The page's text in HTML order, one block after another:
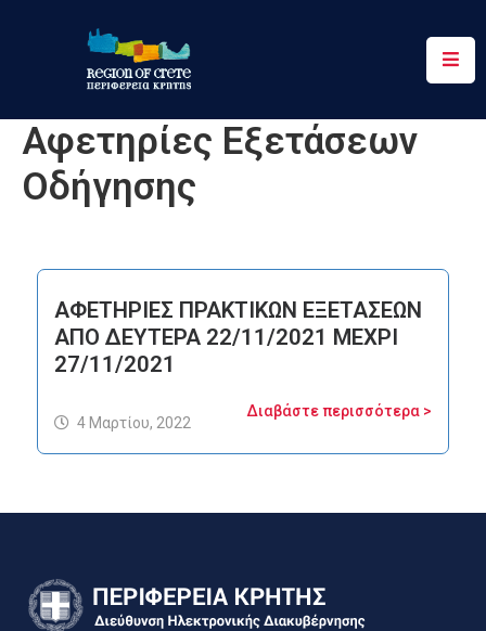
Περιφέρεια
Ενημέρωση
Έργα
Υπηρεσίες
Επικοινωνία
Αφετηρίες Εξετάσεων
Οδήγησης
ΑΦΕΤΗΡΙΕΣ ΠΡΑΚΤΙΚΩΝ ΕΞΕΤΑΣΕΩΝ
ΑΠΟ ΔΕΥΤΕΡΑ 22/11/2021 ΜΕΧΡΙ
27/11/2021
Διαβάστε περισσότερα >
4 Μαρτίου, 2022